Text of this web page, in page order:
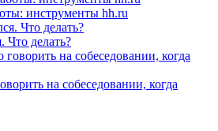
инструменты hh.ru
Что делать?
на собеседовании, когда